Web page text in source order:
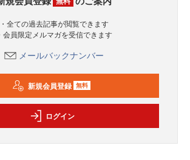
・全ての過去記事が閲覧できます
会員限定メルマガを受信できます
メールバックナンバー
新規会員登録 無料
ログイン